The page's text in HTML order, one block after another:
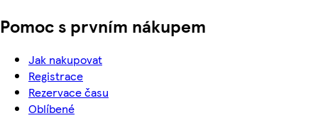
Pomoc s prvním nákupem
Jak nakupovat
Registrace
Rezervace času
Oblíbené